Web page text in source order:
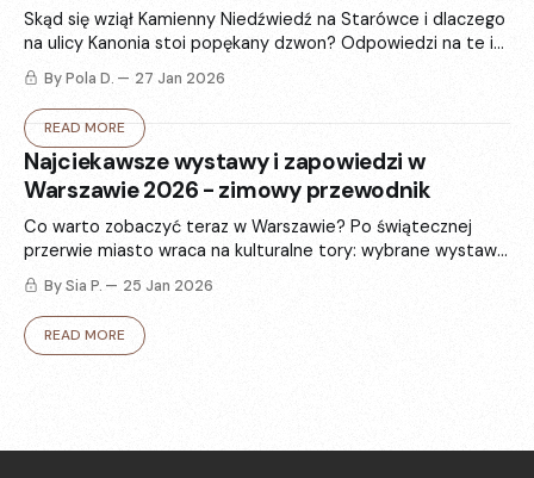
Skąd się wziął Kamienny Niedźwiedź na Starówce i dlaczego
na ulicy Kanonia stoi popękany dzwon? Odpowiedzi na te i
inne pytania znajdujemy w 6 najsłynniejszych warszawskich
legendach.
By Pola D. 27 Jan 2026
READ MORE
Najciekawsze wystawy i zapowiedzi w
Warszawie 2026 - zimowy przewodnik
Co warto zobaczyć teraz w Warszawie? Po świątecznej
przerwie miasto wraca na kulturalne tory: wybrane wystawy
i zapowiedzi, które rozgrzeją - od sztuki i fotografii po
modę.
By Sia P. 25 Jan 2026
READ MORE